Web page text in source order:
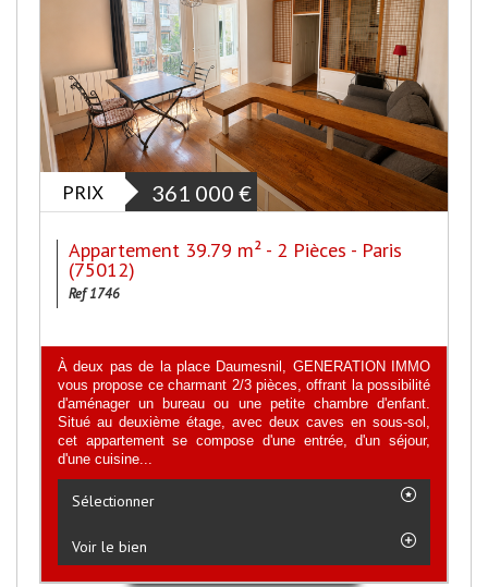
PRIX 361 000 €
Appartement 39.79 m² - 2 Pièces - Paris
(75012)
Ref 1746
À deux pas de la place Daumesnil, GENERATION IMMO
vous propose ce charmant 2/3 pièces, offrant la possibilité
d'aménager un bureau ou une petite chambre d'enfant.
Situé au deuxième étage, avec deux caves en sous-sol,
cet appartement se compose d'une entrée, d'un séjour,
d'une cuisine...
Sélectionner
Voir le bien